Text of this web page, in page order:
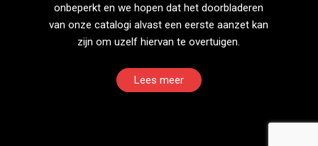
onbeperkt en we hopen dat het doorbladeren
van onze catalogi alvast een eerste aanzet kan
zijn om uzelf hiervan te overtuigen.
Lees meer